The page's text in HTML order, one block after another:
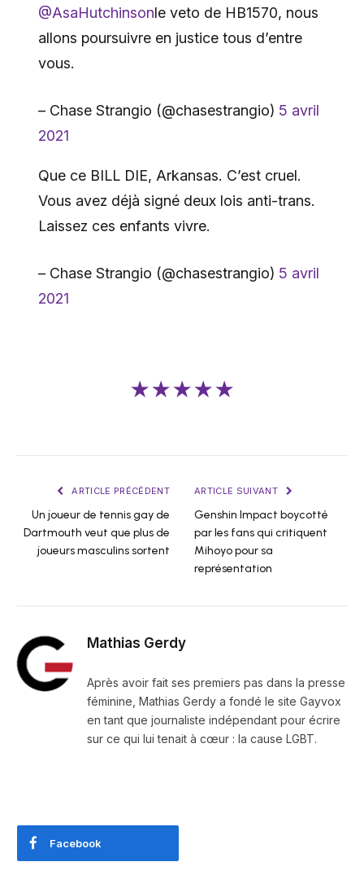
@AsaHutchinsonle veto de HB1570, nous
allons poursuivre en justice tous d’entre
vous.
– Chase Strangio (@chasestrangio) 5 avril
2021
Que ce BILL DIE, Arkansas. C’est cruel.
Vous avez déjà signé deux lois anti-trans.
Laissez ces enfants vivre.
– Chase Strangio (@chasestrangio) 5 avril
2021
★★★★★
ARTICLE PRÉCÉDENT
Un joueur de tennis gay de
Dartmouth veut que plus de
joueurs masculins sortent
ARTICLE SUIVANT
Genshin Impact boycotté
par les fans qui critiquent
Mihoyo pour sa
représentation
Mathias Gerdy
Après avoir fait ses premiers pas dans la presse
féminine, Mathias Gerdy a fondé le site Gayvox
en tant que journaliste indépendant pour écrire
sur ce qui lui tenait à cœur : la cause LGBT.
Facebook